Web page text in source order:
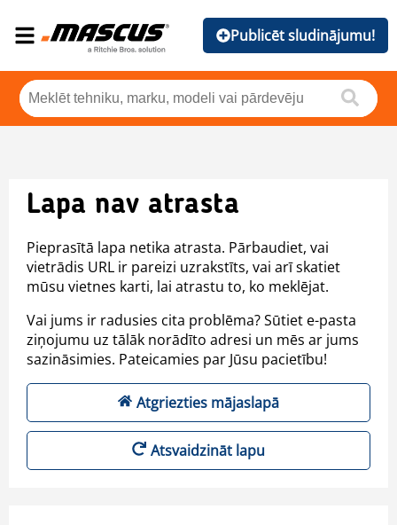
Publicēt sludinājumu!
Lapa nav atrasta
Pieprasītā lapa netika atrasta. Pārbaudiet, vai
vietrādis URL ir pareizi uzrakstīts, vai arī skatiet
mūsu vietnes karti, lai atrastu to, ko meklējat.
Vai jums ir radusies cita problēma? Sūtiet e-pasta
ziņojumu uz tālāk norādīto adresi un mēs ar jums
sazināsimies. Pateicamies par Jūsu pacietību!
Atgriezties mājaslapā
Atsvaidzināt lapu